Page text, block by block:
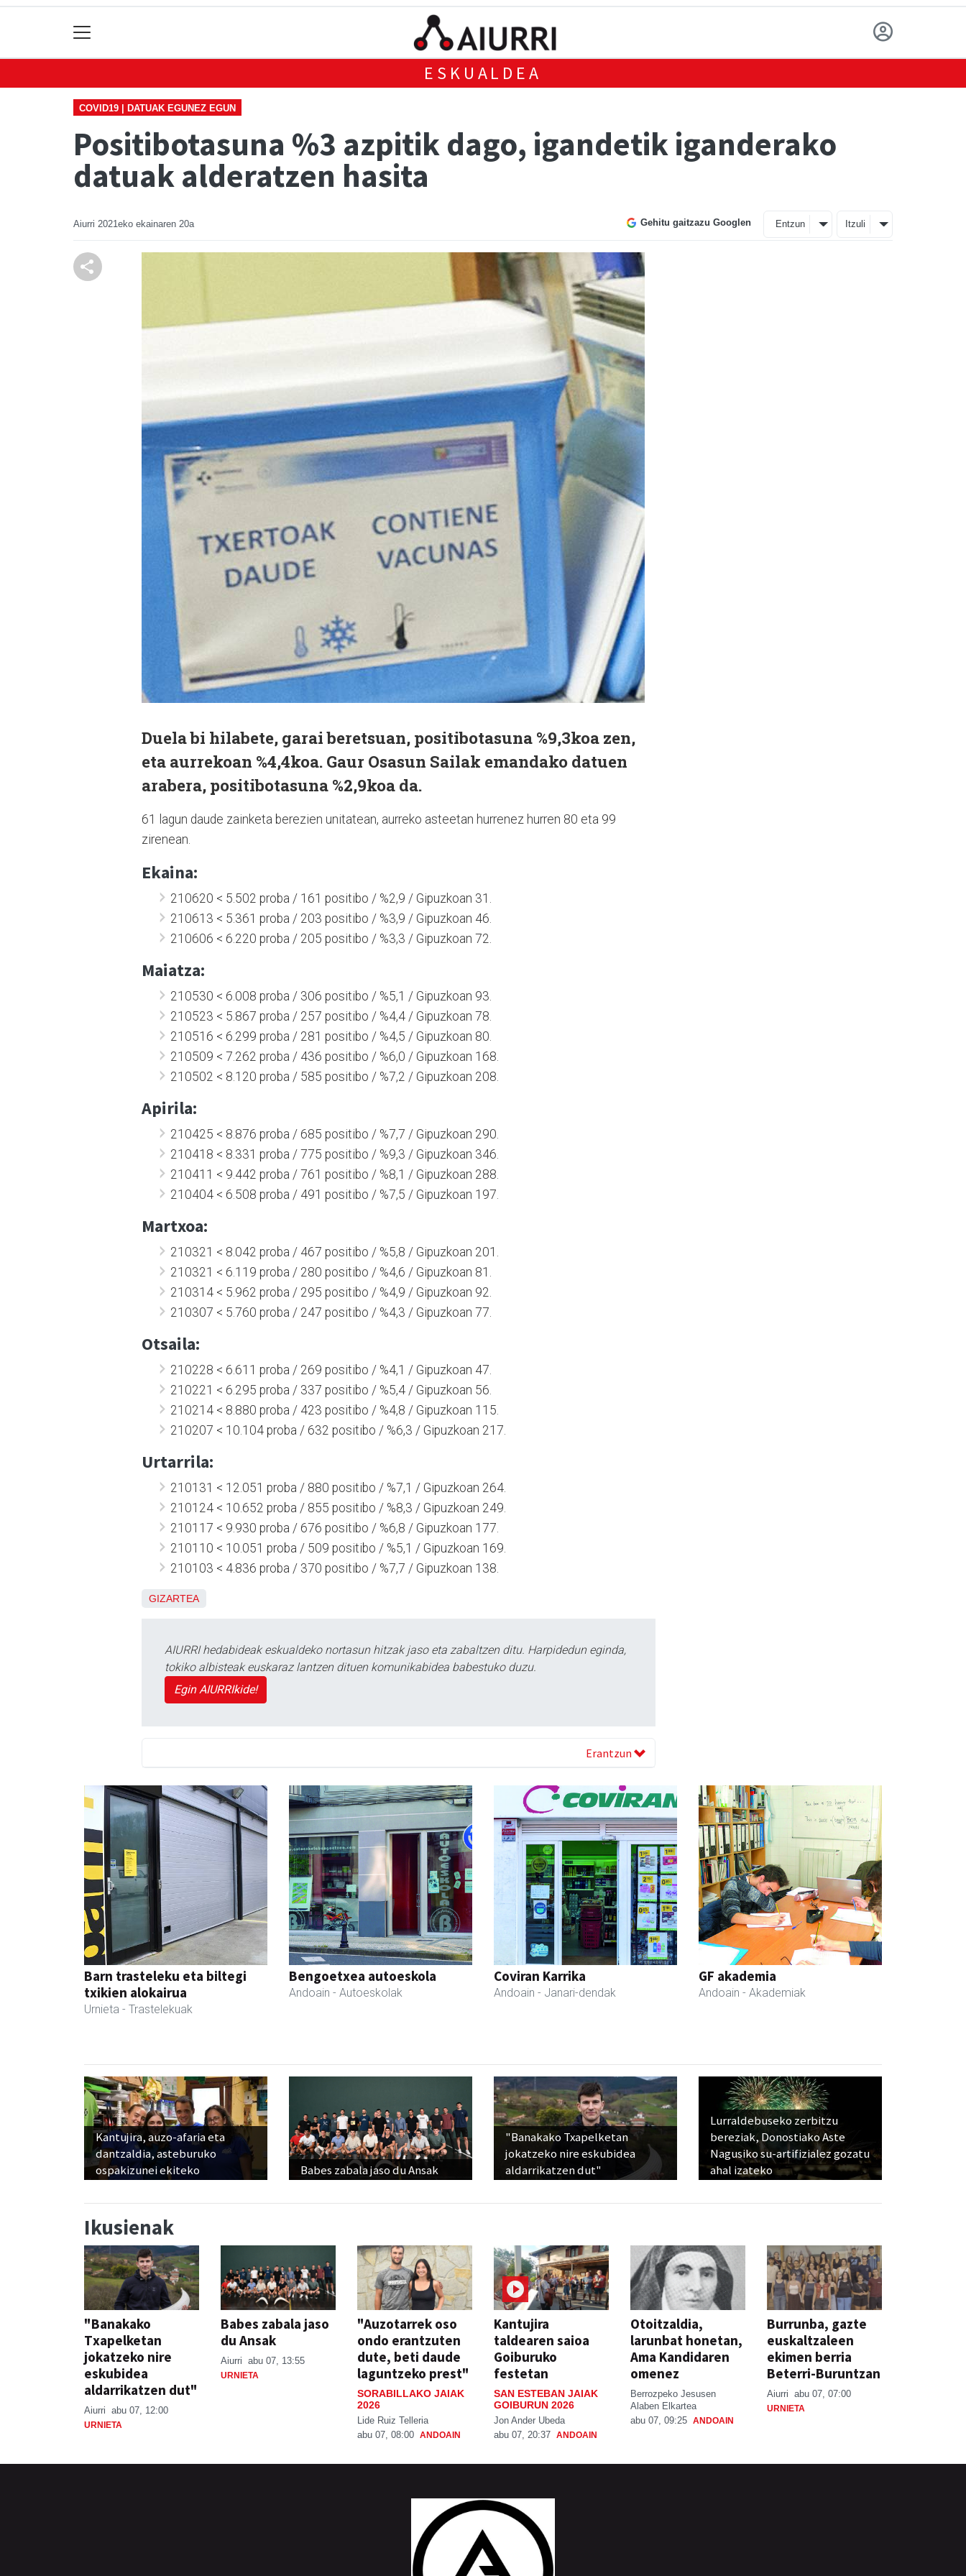
ESKUALDEA
COVID19 | DATUAK EGUNEZ EGUN
Positibotasuna %3 azpitik dago, igandetik iganderako
datuak alderatzen hasita
Aiurri 2021eko ekainaren 20a Gehitu gaitzazu Googlen Entzun Itzuli
Duela bi hilabete, garai beretsuan, positibotasuna %9,3koa zen,
eta aurrekoan %4,4koa. Gaur Osasun Sailak emandako datuen
arabera, positibotasuna %2,9koa da.
61 lagun daude zainketa berezien unitatean, aurreko asteetan hurrenez hurren 80 eta 99
zirenean.
Ekaina:
210620 < 5.502 proba / 161 positibo / %2,9 / Gipuzkoan 31.
210613 < 5.361 proba / 203 positibo / %3,9 / Gipuzkoan 46.
210606 < 6.220 proba / 205 positibo / %3,3 / Gipuzkoan 72.
Maiatza:
210530 < 6.008 proba / 306 positibo / %5,1 / Gipuzkoan 93.
210523 < 5.867 proba / 257 positibo / %4,4 / Gipuzkoan 78.
210516 < 6.299 proba / 281 positibo / %4,5 / Gipuzkoan 80.
210509 < 7.262 proba / 436 positibo / %6,0 / Gipuzkoan 168.
210502 < 8.120 proba / 585 positibo / %7,2 / Gipuzkoan 208.
Apirila:
210425 < 8.876 proba / 685 positibo / %7,7 / Gipuzkoan 290.
210418 < 8.331 proba / 775 positibo / %9,3 / Gipuzkoan 346.
210411 < 9.442 proba / 761 positibo / %8,1 / Gipuzkoan 288.
210404 < 6.508 proba / 491 positibo / %7,5 / Gipuzkoan 197.
Martxoa:
210321 < 8.042 proba / 467 positibo / %5,8 / Gipuzkoan 201.
210321 < 6.119 proba / 280 positibo / %4,6 / Gipuzkoan 81.
210314 < 5.962 proba / 295 positibo / %4,9 / Gipuzkoan 92.
210307 < 5.760 proba / 247 positibo / %4,3 / Gipuzkoan 77.
Otsaila:
210228 < 6.611 proba / 269 positibo / %4,1 / Gipuzkoan 47.
210221 < 6.295 proba / 337 positibo / %5,4 / Gipuzkoan 56.
210214 < 8.880 proba / 423 positibo / %4,8 / Gipuzkoan 115.
210207 < 10.104 proba / 632 positibo / %6,3 / Gipuzkoan 217.
Urtarrila:
210131 < 12.051 proba / 880 positibo / %7,1 / Gipuzkoan 264.
210124 < 10.652 proba / 855 positibo / %8,3 / Gipuzkoan 249.
210117 < 9.930 proba / 676 positibo / %6,8 / Gipuzkoan 177.
210110 < 10.051 proba / 509 positibo / %5,1 / Gipuzkoan 169.
210103 < 4.836 proba / 370 positibo / %7,7 / Gipuzkoan 138.
GIZARTEA
AIURRI hedabideak eskualdeko nortasun hitzak jaso eta zabaltzen ditu. Harpidedun eginda,
tokiko albisteak euskaraz lantzen dituen komunikabidea babestuko duzu.
Egin AIURRIkide!
Erantzun
Barn trasteleku eta biltegi
txikien alokairua
Urnieta - Trastelekuak
Bengoetxea autoeskola
Andoain - Autoeskolak
Coviran Karrika
Andoain - Janari-dendak
GF akademia
Andoain - Akademiak
Kantujira, auzo-afaria eta
dantzaldia, asteburuko
ospakizunei ekiteko
Babes zabala jaso du Ansak
"Banakako Txapelketan
jokatzeko nire eskubidea
aldarrikatzen dut"
Lurraldebuseko zerbitzu
bereziak, Donostiako Aste
Nagusiko su-artifizialez gozatu
ahal izateko
Ikusienak
"Banakako
Txapelketan
jokatzeko nire
eskubidea
aldarrikatzen dut"
Aiurri abu 07, 12:00
URNIETA
Babes zabala jaso
du Ansak
Aiurri abu 07, 13:55
URNIETA
"Auzotarrek oso
ondo erantzuten
dute, beti daude
laguntzeko prest"
SORABILLAKO JAIAK
2026
Lide Ruiz Telleria
abu 07, 08:00 ANDOAIN
Kantujira
taldearen saioa
Goiburuko
festetan
SAN ESTEBAN JAIAK
GOIBURUN 2026
Jon Ander Ubeda
abu 07, 20:37 ANDOAIN
Otoitzaldia,
larunbat honetan,
Ama Kandidaren
omenez
Berrozpeko Jesusen
Alaben Elkartea
abu 07, 09:25 ANDOAIN
Burrunba, gazte
euskaltzaleen
ekimen berria
Beterri-Buruntzan
Aiurri abu 07, 07:00
URNIETA